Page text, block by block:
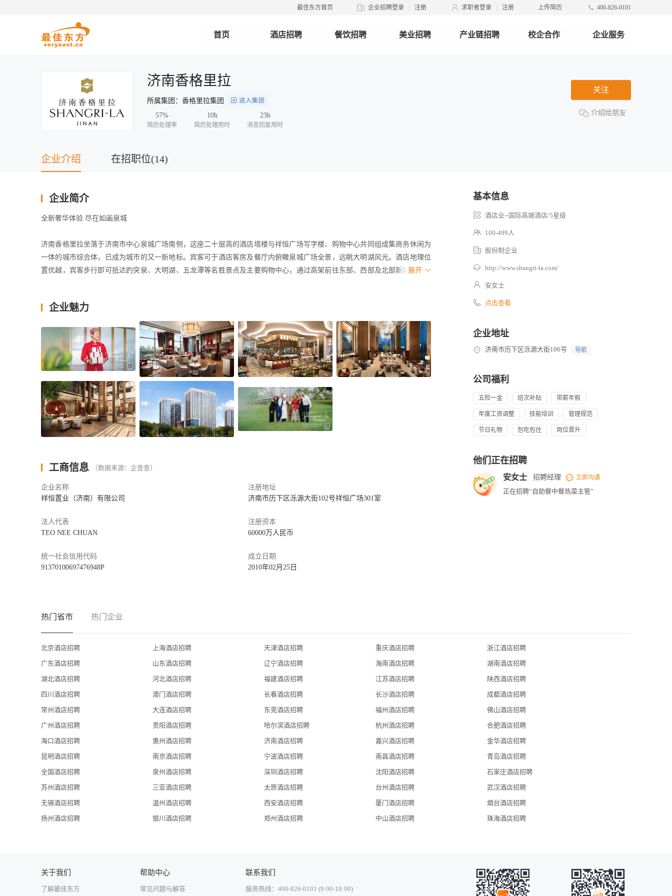
最佳东方首页 企业招聘登录 注册 求职者登录 注册 上传简历 400-826-0101
首页 酒店招聘 餐饮招聘 美业招聘 产业链招聘 校企合作 企业服务
济南香格里拉
所属集团：香格里拉集团
57%
简历处理率
10h
简历处理用时
23h
消息回复用时
关注
介绍给朋友
企业介绍 在招职位(14)
企业简介
全新奢华体验 尽在如画泉城
济南香格里拉坐落于济南市中心泉城广场南侧，这座二十层高的酒店塔楼与祥恒广场写字楼、购物中心共同组成集商务休闲为
一体的城市综合体，已成为城市的又一新地标。宾客可于酒店客房及餐厅内俯瞰泉城广场全景，远眺大明湖风光。酒店地理位
置优越，宾客步行即可抵达趵突泉、大明湖、五龙潭等名胜景点及主要购物中心，通过高架前往东部、西部及北部新城亦十分
济南香格里拉设有364间装饰典雅的豪华客房、套房及32套服务式公寓，面积从42至126平方米不等，其中六成客房坐拥泉城广
场的壮丽景色。房间的色调自然舒适，济南市花荷花元素被巧妙地融入地毯及壁画中，平添优雅的情调。室内均安装有新风过
滤系统，为宾客提供清新健康的居停环境。客房提供种类丰富的睡枕选择，并配备有无线网络、豪华浴室及备品。高级服务式
公寓配备全套现代风格装修及先进厨房设备，为宾客留下温馨舒适的入住体验。
酒店4层的豪华阁贵宾廊为入住豪华阁客房的宾客提供快捷的入住及退房、免费自助早餐以及各式商务服务等专属礼遇。置身豪
华阁贵宾廊，宾客能够尽览泉城广场昼夜转变的动人全景，享受尊荣体验。
酒店5层的健身中心设有设施齐备的24小时健身房，为宾客提供种类丰富的运动设备和先进的健身器械。工业风的设计元素，强
烈的色彩冲击，与大胆的图形碰撞，使健身房充满生气和能量。健身房配备25米的室内恒温泳池、按摩池、蒸气浴、桑拿、瑜
伽练习室及水疗，让宾客尽享身心愉悦。
酒店设有全日制自助餐厅及大堂酒廊——全日制自助餐厅咖啡泉和大堂酒廊，满足客人不同的社交及休闲需求。同时，酒店专
工的培训发展、留住员工以及对其职业生涯进行规划。
在这里我们将为您提供：广阔的个人发展空间；集团内、外培训机会；融洽的工作氛围；丰富的员工活动；完备的员工设施；
济南香格里拉欢迎您在工作日参加酒店面试，请携带身份证原件，在 ‘同事出入口’ 登记进入酒店面试室。
联系电话：0531-5583 2380
简历投递：recruitment.slji@shangri-la.com
展开
企业魅力
工商信息 （数据来源：企查查）
企业名称
祥恒置业（济南）有限公司
注册地址
济南市历下区泺源大街102号祥恒广场301室
法人代表
TEO NEE CHUAN
注册资本
60000万人民币
统一社会信用代码
91370100697476948P
成立日期
2010年02月25日
基本信息
酒店业--国际高端酒店/5星级
100-499人
股份制企业
http://www.shangri-la.com/
安女士
点击查看
企业地址
济南市历下区泺源大街106号 导航
公司福利
五险一金 班次补贴 带薪年假
年度工资调整 技能培训 管理规范
节日礼物 包吃包住 岗位晋升
他们正在招聘
安女士 招聘经理 立即沟通
正在招聘“自助餐中餐热菜主管”
热门省市 热门企业
北京酒店招聘 上海酒店招聘 天津酒店招聘 重庆酒店招聘 浙江酒店招聘
广东酒店招聘 山东酒店招聘 辽宁酒店招聘 海南酒店招聘 湖南酒店招聘
湖北酒店招聘 河北酒店招聘 福建酒店招聘 江苏酒店招聘 陕西酒店招聘
四川酒店招聘 澳门酒店招聘 长春酒店招聘 长沙酒店招聘 成都酒店招聘
常州酒店招聘 大连酒店招聘 东莞酒店招聘 福州酒店招聘 佛山酒店招聘
广州酒店招聘 贵阳酒店招聘 哈尔滨酒店招聘 杭州酒店招聘 合肥酒店招聘
海口酒店招聘 惠州酒店招聘 济南酒店招聘 嘉兴酒店招聘 金华酒店招聘
昆明酒店招聘 南京酒店招聘 宁波酒店招聘 南昌酒店招聘 青岛酒店招聘
全国酒店招聘 泉州酒店招聘 深圳酒店招聘 沈阳酒店招聘 石家庄酒店招聘
苏州酒店招聘 三亚酒店招聘 太原酒店招聘 台州酒店招聘 武汉酒店招聘
无锡酒店招聘 温州酒店招聘 西安酒店招聘 厦门酒店招聘 烟台酒店招聘
扬州酒店招聘 银川酒店招聘 郑州酒店招聘 中山酒店招聘 珠海酒店招聘
关于我们
了解最佳东方
帮助中心
常见问题与解答
联系我们
服务热线：400-826-0101 (9:00-18:00)